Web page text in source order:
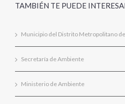
TAMBIÉN TE PUEDE
Municipio del Distrito Metropolitano
Secretaría de Ambiente
Ministerio de Ambiente